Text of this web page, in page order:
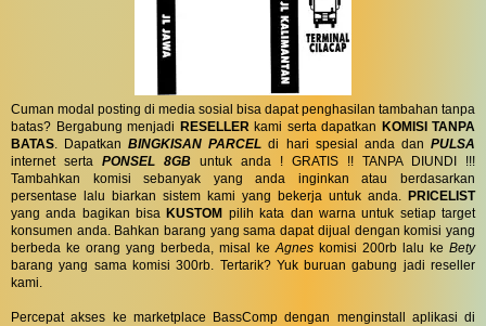
Cuman modal posting di media sosial bisa dapat penghasilan tambahan tanpa
batas? Bergabung menjadi RESELLERkami serta dapatkan KOMISI TANPA
BATAS. DapatkanBINGKISAN PARCEL di hari spesial anda danPULSA
internet serta PONSEL 8GB untuk anda ! GRATIS !! TANPA DIUNDI !!!
Tambahkan komisi sebanyak yang anda inginkan atau berdasarkan
persentase lalu biarkan sistem kami yang bekerja untuk anda. PRICELIST
yang anda bagikan bisa KUSTOM pilih kata dan warna untuk setiap target
konsumen anda. Bahkan barang yang sama dapat dijual dengan komisi yang
berbeda ke orang yang berbeda, misal keAgnes komisi 200rb lalu ke Bety
barang yang sama komisi 300rb. Tertarik? Yuk buruan gabung jadi reseller
kami.
Percepat akses ke marketplace BassComp dengan menginstall aplikasi di